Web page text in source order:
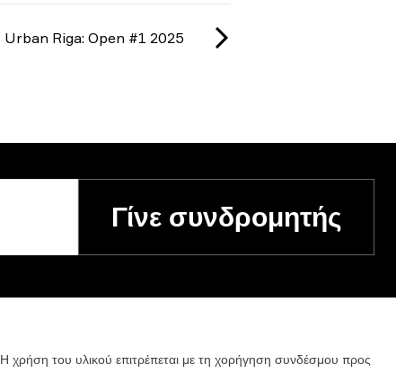
Urban Riga: Open #1 2025
Γίνε συνδρομητής
Η χρήση του υλικού επιτρέπεται με τη χορήγηση συνδέσμου προς